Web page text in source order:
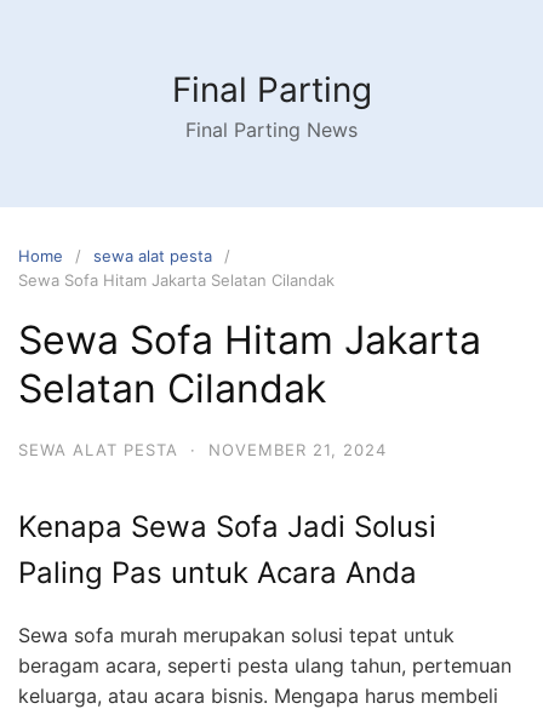
Final Parting
Final Parting News
Home
sewa alat pesta
Sewa Sofa Hitam Jakarta Selatan Cilandak
Sewa Sofa Hitam Jakarta
Selatan Cilandak
SEWA ALAT PESTA · NOVEMBER 21, 2024
Kenapa Sewa Sofa Jadi Solusi
Paling Pas untuk Acara Anda
Sewa sofa murah merupakan solusi tepat untuk
beragam acara, seperti pesta ulang tahun, pertemuan
keluarga, atau acara bisnis. Mengapa harus membeli